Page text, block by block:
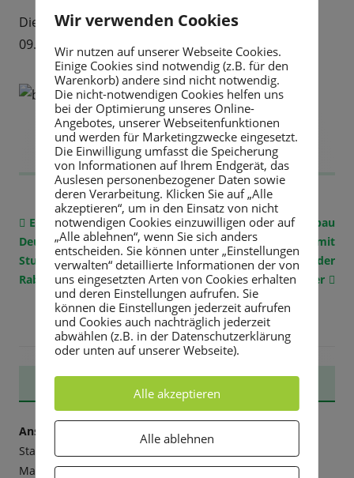
Die Arbeiten wurden in dem Zeitraum vom
09.04.2010 bis zum 26.05.2010 ausgeführt.
Beitragsnavigation
Vorheriger
Beitrag:
Erweiterung des
Deutschen
Stuhlbaumuseums
Rabenau
Nächster
Ersatzneubau
Funktionsgebäude mit
Hallenteil im Stadion der
Möbelwerker
Haupt-
Seitenleiste
STADTVERWALTUNG
Anschrift:
Stadtverwaltung Rabenau
Markt 3, 01734 Rabenau
Wir verwenden Cookies
Wir nutzen auf unserer Webseite Cookies.
Einige Cookies sind notwendig (z.B. für den
Warenkorb) andere sind nicht notwendig.
Die nicht-notwendigen Cookies helfen uns
bei der Optimierung unseres Online-
Angebotes, unserer Webseitenfunktionen
und werden für Marketingzwecke eingesetzt.
Die Einwilligung umfasst die Speicherung
von Informationen auf Ihrem Endgerät, das
Auslesen personenbezogener Daten sowie
deren Verarbeitung. Klicken Sie auf „Alle
akzeptieren“, um in den Einsatz von nicht
notwendigen Cookies einzuwilligen oder auf
„Alle ablehnen“, wenn Sie sich anders
entscheiden. Sie können unter „Einstellungen
verwalten“ detaillierte Informationen der von
uns eingesetzten Arten von Cookies erhalten
und deren Einstellungen aufrufen. Sie
können die Einstellungen jederzeit aufrufen
und Cookies auch nachträglich jederzeit
abwählen (z.B. in der Datenschutzerklärung
oder unten auf unserer Webseite).
Alle akzeptieren
Alle ablehnen